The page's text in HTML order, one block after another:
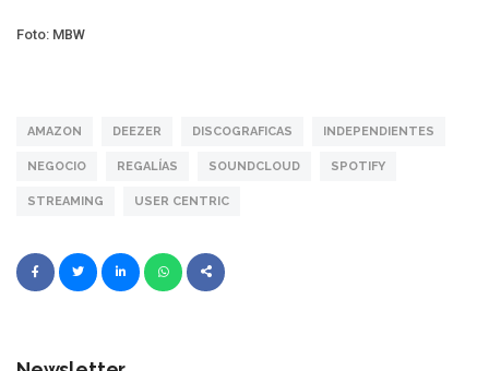
Foto: MBW
AMAZON DEEZER DISCOGRAFICAS INDEPENDIENTES
NEGOCIO REGALÍAS SOUNDCLOUD SPOTIFY
STREAMING USER CENTRIC